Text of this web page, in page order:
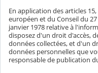
En application des articles
européen et du Conseil du
janvier 1978 relative à
disposez d'un droit d'accès,
données collectées, et d'un
données personnelles que
responsable de publication